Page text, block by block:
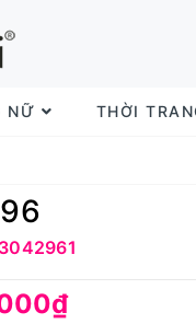
NỮ THỜI